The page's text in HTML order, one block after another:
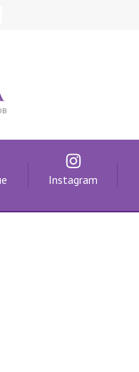
Instagram